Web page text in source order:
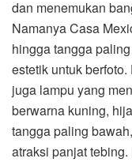
dan menemukan
Namanya Casa
hingga tangga
estetik untuk
juga lampu yang
berwarna kuning,
tangga paling
atraksi panjat